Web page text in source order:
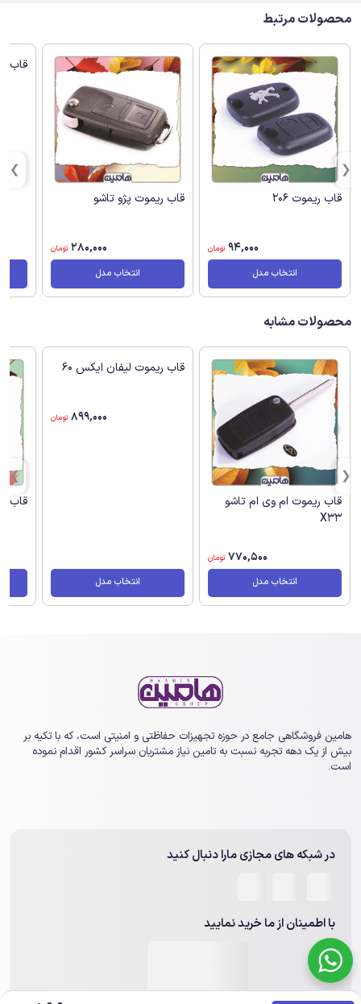
محصولات مرتبط
قاب ریموت 206
94,000 تومان
انتخاب مدل
قاب ریموت پژو تاشو
280,000 تومان
انتخاب مدل
محصولات مشابه
قاب ریموت ام وی ام تاشو
X33
770,500 تومان
انتخاب مدل انتخاب مدل
قاب
هامین فروشگاهی جامع در حوزه تجهیزات حفاظتی و امنیتی است، که با تکیه بر
بیش از یک ‏دهه تجربه نسبت به تامین نیاز مشتریان سراسر کشور اقدام نموده
است.
در شبکه های مجازی مارا دنبال کنید
با اطمینان از ما خرید نمایید